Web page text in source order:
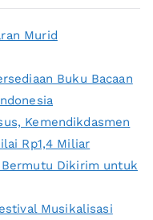
Murid
Buku Bacaan
Kemendikdasmen
Rp1,4 Miliar
Dikirim untuk
Musikalisasi